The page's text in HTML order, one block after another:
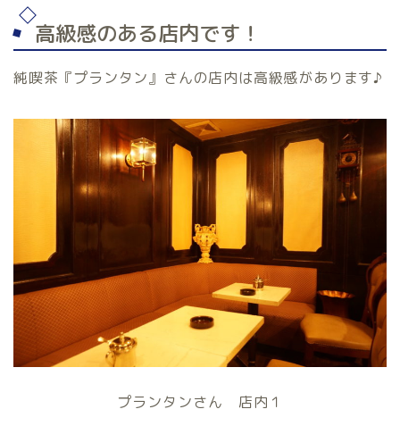
高級感のある店内です！
純喫茶『プランタン』さんの店内は高級感があります♪
プランタンさん 店内１